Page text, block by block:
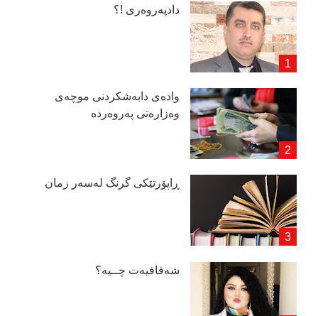
دادپەروەری !؟
وادەی دابەشكردنی موچەی
وەزارەتی پەروەردە
ڕاپۆرتێكی گرنگ لەسەر زمان
شەفافیەت چــیە؟